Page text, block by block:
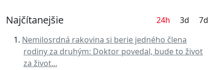
Najčítanejšie 24h 3d
7d
Nemilosrdná rakovina si berie jedného člena
rodiny za druhým: Doktor povedal, bude to život
za život...